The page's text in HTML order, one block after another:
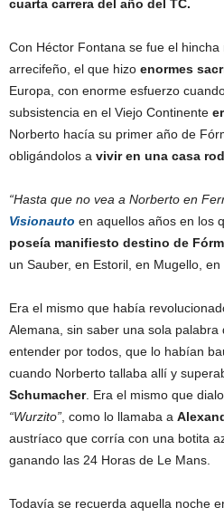
cuarta carrera del año del TC.
Con Héctor Fontana se fue el
arrecifeño, el que hizo enormes
Europa, con enorme esfuerzo
subsistencia en el Viejo Continente
Norberto hacía su primer año de
obligándolos a vivir en una casa
“Hasta que no vea a Norberto en
Visionauto en aquellos años en los
poseía manifiesto destino de
un Sauber, en Estoril, en Mugello, en
Era el mismo que había
Alemana, sin saber una sola
entender por todos, que lo habían
cuando Norberto tallaba allí y
Schumacher. Era el mismo que
“Wurzito” , como lo llamaba a
austríaco que corría con una botita
ganando las 24 Horas de Le Mans.
Todavía se recuerda aquella noche